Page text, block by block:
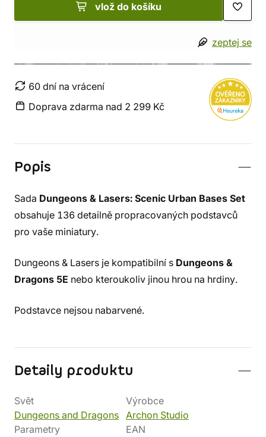
vlož do košíku
zeptej se
60 dní na vrácení
Doprava zdarma nad 2 299 Kč
Popis
Sada Dungeons & Lasers: Scenic Urban Bases Set
obsahuje 136 detailně propracovaných podstavců
pro vaše miniatury.
Dungeons & Lasers je kompatibilní s Dungeons &
Dragons 5E nebo kteroukoliv jinou hrou na hrdiny.
Podstavce nejsou nabarvené.
Detaily produktu
Svět
Dungeons and Dragons
Výrobce
Archon Studio
Parametry
EAN